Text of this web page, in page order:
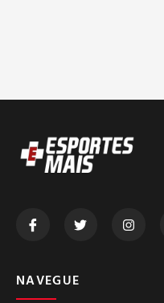
NAVEGUE